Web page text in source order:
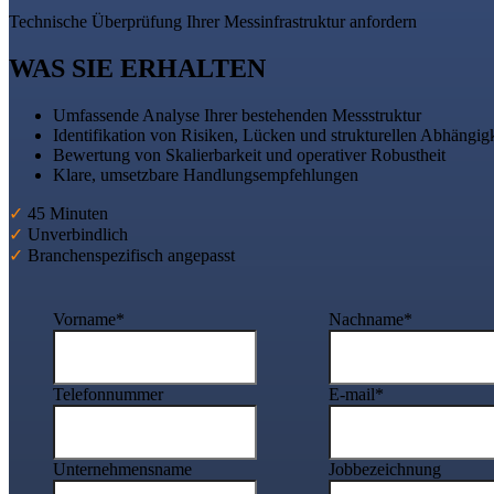
Technische Überprüfung Ihrer Messinfrastruktur anfordern
WAS SIE ERHALTEN
Umfassende Analyse Ihrer bestehenden Messstruktur
Identifikation von Risiken, Lücken und strukturellen
Bewertung von Skalierbarkeit und operativer Robustheit
Klare, umsetzbare Handlungsempfehlungen
✓ 45 Minuten
✓ Unverbindlich
✓ Branchenspezifisch angepasst
Vorname* Nachname*
Telefonnummer E-mail*
Unternehmensname Jobbezeichnung